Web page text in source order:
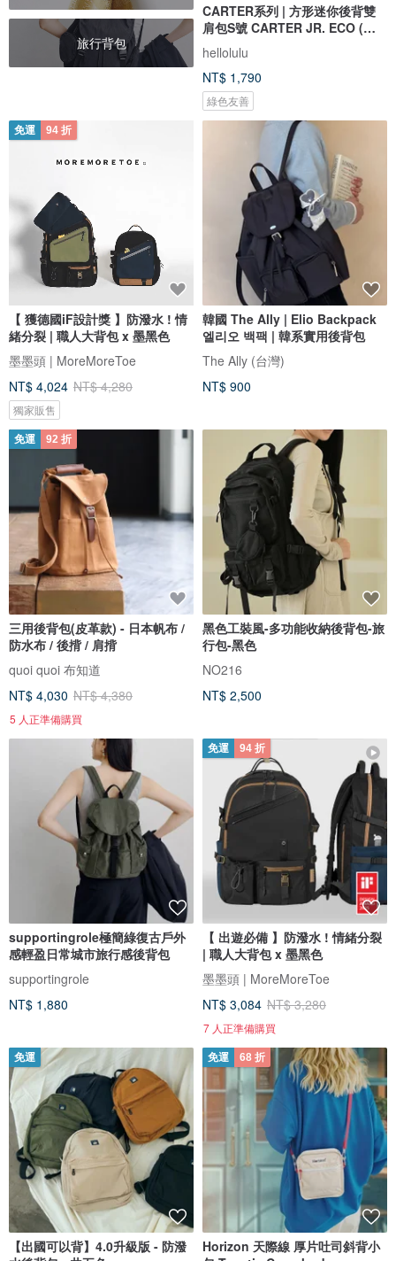
旅行背包
CARTER系列 | 方形迷你後背雙
肩包S號 CARTER JR. ECO (暗
黑)
hellolulu
NT$ 1,790
綠色友善
免運 94 折
【 獲德國iF設計獎 】防潑水 ! 情
緒分裂 | 職人大背包 x 墨黑色
墨墨頭 | MoreMoreToe
NT$ 4,024 NT$ 4,280
獨家販售
韓國 The Ally | Elio Backpack
엘리오 백팩 | 韓系實用後背包
The Ally (台灣)
NT$ 900
免運 92 折
三用後背包(皮革款) - 日本帆布 /
防水布 / 後揹 / 肩揹
quoi quoi 布知道
NT$ 4,030 NT$ 4,380
5 人正準備購買
黑色工裝風-多功能收納後背包-旅
行包-黑色
NO216
NT$ 2,500
supportingrole極簡綠復古戶外
感輕盈日常城市旅行感後背包
supportingrole
NT$ 1,880
免運 94 折
【 出遊必備 】防潑水 ! 情緒分裂
| 職人大背包 x 墨黑色
墨墨頭 | MoreMoreToe
NT$ 3,084 NT$ 3,280
7 人正準備購買
免運
【出國可以背】4.0升級版 - 防潑
免運 68 折
Horizon 天際線 厚片吐司斜背小